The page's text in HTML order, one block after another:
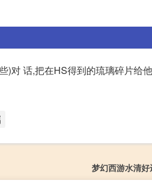
)对 话,把在HS得到的琉璃碎片给
梦幻西游水清